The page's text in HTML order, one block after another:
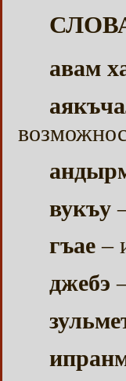
авам
вукъу
гъае–
джебэ